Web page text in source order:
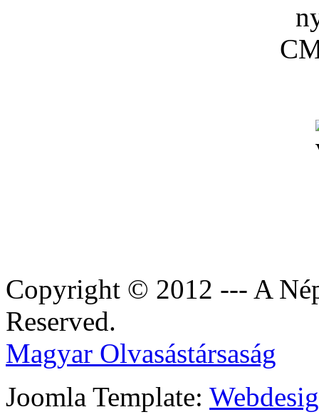
Copyright © 2012 --- A
Reserved.
Magyar Olvasástársaság
Joomla Template: